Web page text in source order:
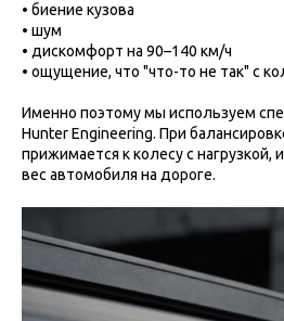
• биение кузова
• шум
• дискомфорт на 90–140 км/ч
• ощущение, что "что-то не так" с
Именно поэтому мы используем
Hunter Engineering. При
прижимается к колесу с
вес автомобиля на дороге.